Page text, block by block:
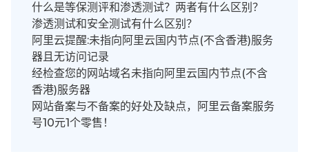
什么是等保测评和渗透测试？两者有什么区别？
渗透测试和安全测试有什么区别？
阿里云提醒:未指向阿里云国内节点(不含香港)服务
器且无访问记录
经检查您的网站域名未指向阿里云国内节点(不含
香港)服务器
网站备案与不备案的好处及缺点，阿里云备案服务
号10元1个零售！